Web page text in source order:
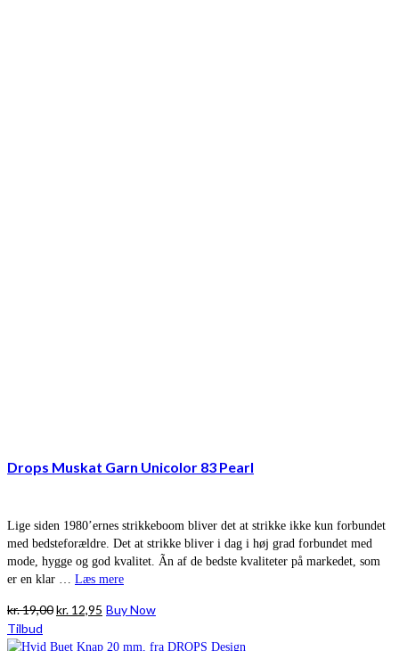
Drops Muskat Garn Unicolor 83 Pearl
Lige siden 1980’ernes strikkeboom bliver det at strikke ikke kun forbundet
med bedsteforældre. Det at strikke bliver i dag i høj grad forbundet med
mode, hygge og god kvalitet. Ãn af de bedste kvaliteter på markedet, som
er en klar … Læs mere
kr.19,00Den
pris
kr. 12,95 Den
pris
Buy Now
Tilbud